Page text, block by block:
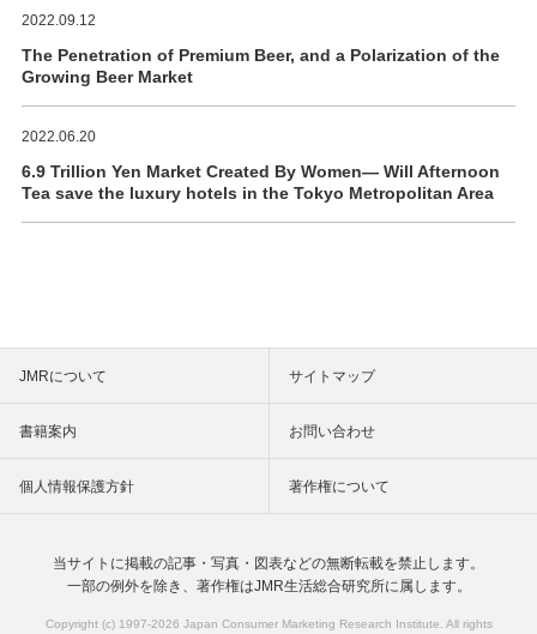
2022.09.12
The Penetration of Premium Beer, and a Polarization of the
Growing Beer Market
2022.06.20
6.9 Trillion Yen Market Created By Women― Will Afternoon
Tea save the luxury hotels in the Tokyo Metropolitan Area
JMRについて サイトマップ
書籍案内 お問い合わせ
個人情報保護方針 著作権について
当サイトに掲載の記事・写真・図表などの無断転載を禁止します。
一部の例外を除き、著作権はJMR生活総合研究所に属します。
Copyright (c) 1997-2026 Japan Consumer Marketing Research Institute. All rights